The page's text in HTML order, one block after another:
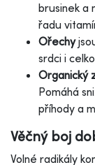
brusinek a
řadu
Ořechy
srdci i
Organický
Pomáhá
příhody a
Věčný boj
Volné radikály